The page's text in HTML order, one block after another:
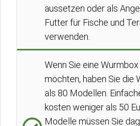
aussetzen oder als
Futter für Fische und
verwenden.
Wenn Sie eine
möchten, haben Sie die
als 80 Modellen.
kosten weniger als 50
Modelle müssen Sie